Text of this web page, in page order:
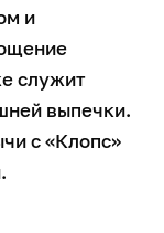
и
служит
выпечки.
с «Клопс»